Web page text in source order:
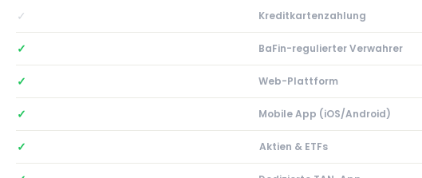
✓ Kreditkartenzahlung
✓ BaFin-regulierter Verwahrer
✓ Web-Plattform
✓ Mobile App (iOS/Android)
✓ Aktien & ETFs